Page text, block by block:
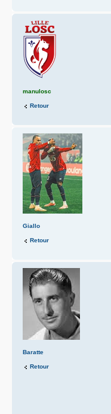
manulosc
Retour
Giallo
Retour
Baratte
Retour